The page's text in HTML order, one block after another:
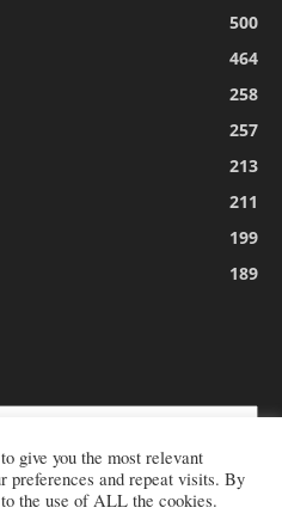
500
464
258
257
213
211
199
189
give you the most relevant
preferences and repeat visits. By
the use of ALL the cookies.